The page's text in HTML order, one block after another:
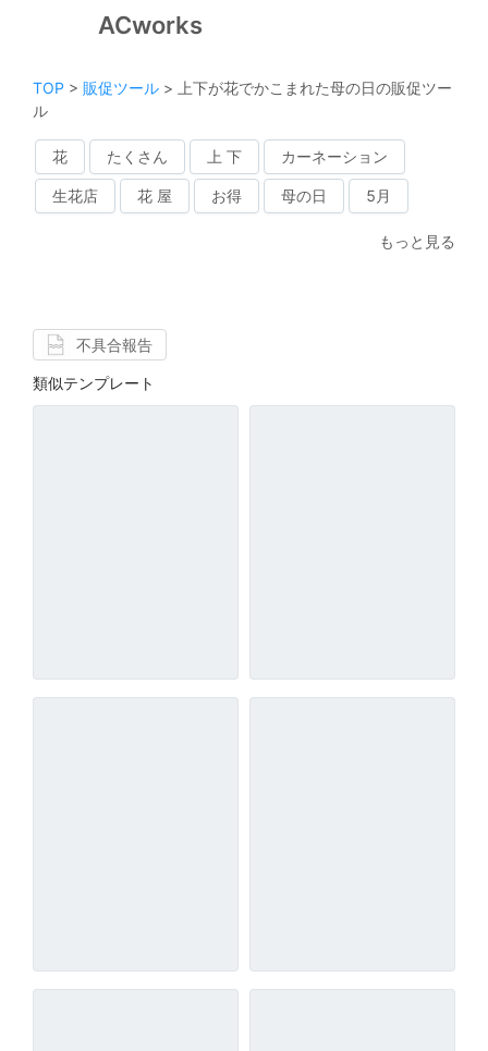
ACworks
TOP > 販促ツール > 上下が花でかこまれた母の日の販促ツー
ル
花 たくさん 上 下 カーネーション
生花店 花 屋 お得 母の日 5月
もっと見る
不具合報告
類似テンプレート